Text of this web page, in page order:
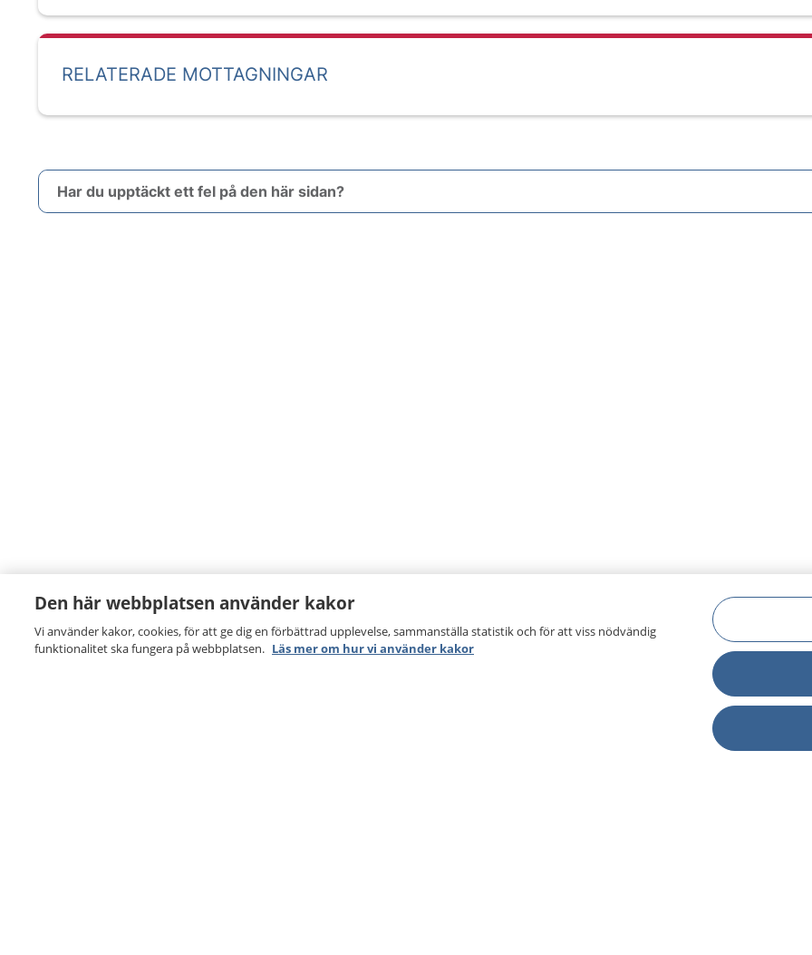
RELATERADE MOTTAGNINGAR
Har du upptäckt ett fel på den här sidan?
Den här webbplatsen använder kakor
Vi använder kakor, cookies, för att ge dig en förbättrad upplevelse, sammanställa statistik och för att viss nödvändig
funktionalitet ska fungera på webbplatsen. Läs mer om hur vi använder kakor